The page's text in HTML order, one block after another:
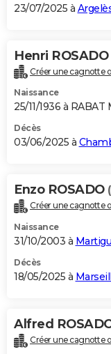
23/07/2025 à
Henri ROSADO
Créer une cagnotte
Naissance
25/11/1936 à RABAT
Décès
03/06/2025 à
Enzo ROSADO
Créer une cagnotte
Naissance
31/10/2003 à
Décès
18/05/2025 à
Alfred
Créer une cagnotte